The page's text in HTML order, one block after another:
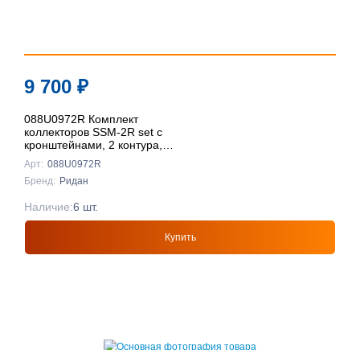
9 700 ₽
088U0972R Комплект
коллекторов SSM-2R set с
кронштейнами, 2 контура,
Ридан
Арт: 088U0972R
Бренд: Ридан
Купить
Наличие:6 шт.